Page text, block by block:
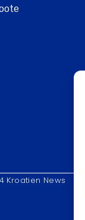
Kroatien News